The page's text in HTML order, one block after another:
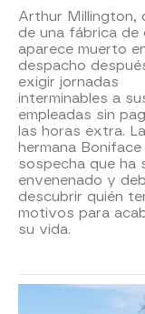
Arthur Millington,
de una fábrica de
aparece muerto
despacho
exigir jornadas
interminables a
empleadas sin
las horas extra. La
hermana Boniface
sospecha que ha
envenenado y
descubrir quién
motivos para
su vida.